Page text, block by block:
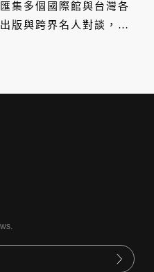
集多個國際館與台灣各
版與跨界名人對談，呈